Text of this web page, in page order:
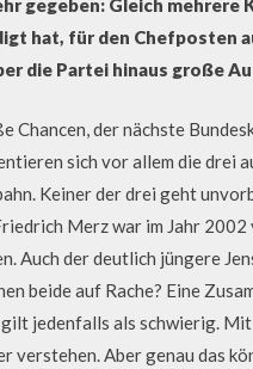
gegeben: Gleich mehrere
hat, für den Chefposten
die Partei hinaus große
der nächste
sich vor allem die drei
Keiner der drei geht
Merz war im Jahr
der deutlich jüngere
beide auf Rache? Eine
jedenfalls als schwierig.
verstehen. Aber genau das